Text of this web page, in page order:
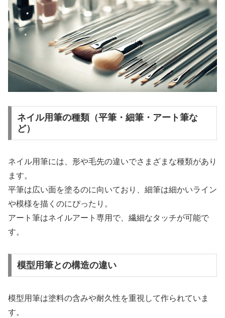
ネイル用筆の種類（平筆・細筆・アート筆な
ど）
ネイル用筆には、形や毛先の違いでさまざまな種類があり
ます。
平筆は広い面を塗るのに向いており、細筆は細かいライン
や模様を描くのにぴったり。
アート筆はネイルアート専用で、繊細なタッチが可能で
す。
模型用筆との構造の違い
模型用筆は塗料の含みや耐久性を重視して作られていま
す。